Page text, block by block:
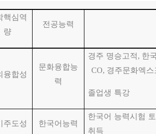
핵심역
량
전공능력
융합성
문화융합능
력
경주 명승고적, 한
CO, 경주문화엑
졸업생 특강
주도성 한국어능력
한국어 능력시험
취득